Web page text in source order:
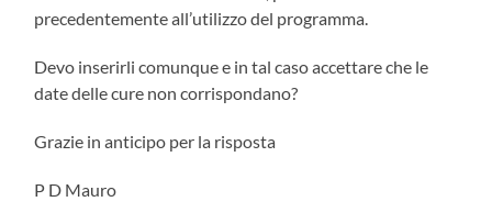
precedentemente all’utilizzo del programma.
Devo inserirli comunque e in tal caso accettare che le
date delle cure non corrispondano?
Grazie in anticipo per la risposta
P D Mauro